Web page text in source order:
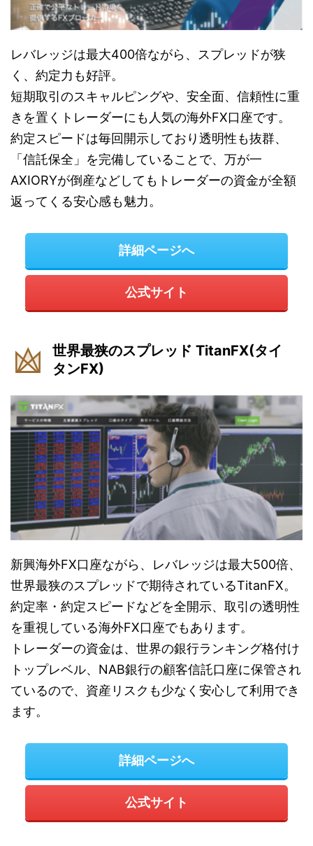
レバレッジは最大400倍ながら、スプレッドが狭
く、約定力も好評。
短期取引のスキャルピングや、安全面、信頼性に重
きを置くトレーダーにも人気の海外FX口座です。
約定スピードは毎回開示しており透明性も抜群、
「信託保全」を完備していることで、万が一
AXIORYが倒産などしてもトレーダーの資金が全額
返ってくる安心感も魅力。
詳細ページへ
公式サイト
世界最狭のスプレッド TitanFX(タイ
タンFX)
新興海外FX口座ながら、レバレッジは最大500倍、
世界最狭のスプレッドで期待されているTitanFX。
約定率・約定スピードなどを全開示、取引の透明性
を重視している海外FX口座でもあります。
トレーダーの資金は、世界の銀行ランキング格付け
トップレベル、NAB銀行の顧客信託口座に保管され
ているので、資産リスクも少なく安心して利用でき
ます。
詳細ページへ
公式サイト